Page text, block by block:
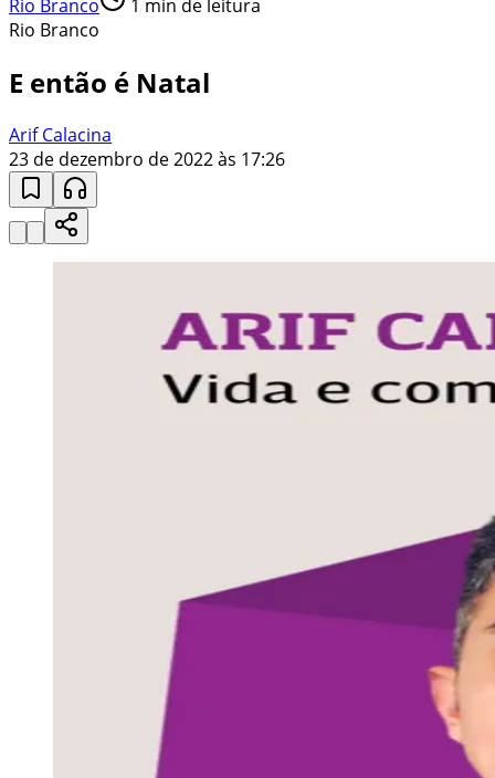
Rio Branco 1 min de leitura
Rio Branco
E então é Natal
Arif Calacina
23 de dezembro de 2022 às 17:26